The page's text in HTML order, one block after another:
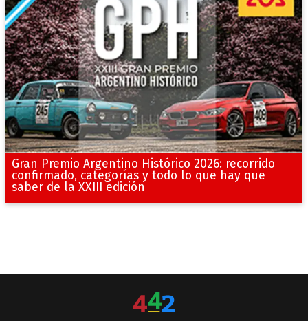
Gran Premio Argentino Histórico 2026: recorrido
confirmado, categorías y todo lo que hay que
saber de la XXIII edición